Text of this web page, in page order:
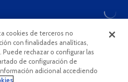
cookies de terceros no
con finalidades analíticas,
rechazar o configurar las
de configuración de
adicional accediendo